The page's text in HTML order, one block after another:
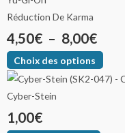
Réduction De Karma
4,50€ – 8,00€
Choix des options
Cyber-Stein
1,00€